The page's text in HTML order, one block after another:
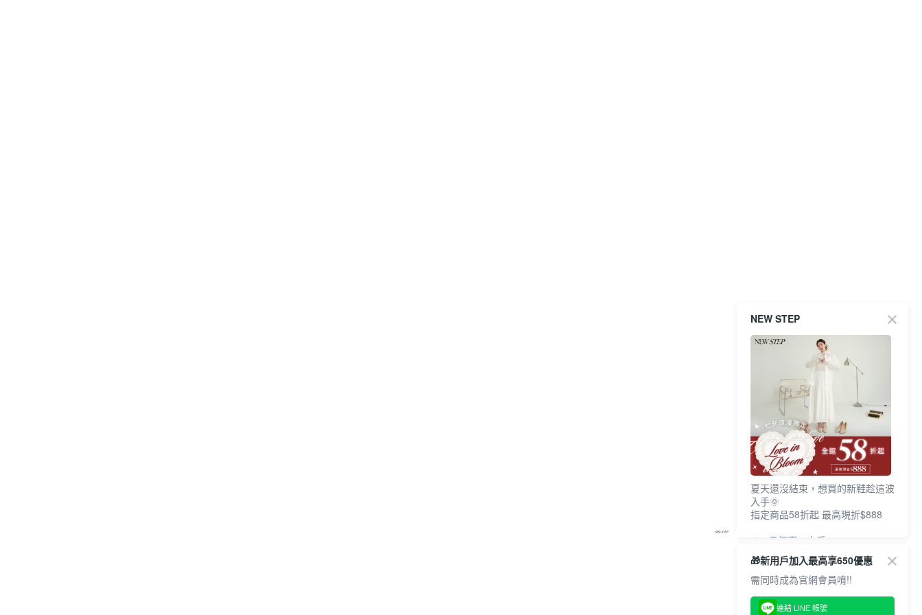
NEW STEP
夏天還沒結束，想買的新鞋趁這波
入手🌞
指定商品58折起 最高現折$888
🎉 8月優惠一次看
①LINE購物最高10%回饋
②每周限定品現折200
③指定商品58折起 最高現折$888
上班鞋、休閒鞋、涼鞋一次逛齊
🎁新用戶加入最高享650優惠
需同時成為官網會員唷!!
連結 LINE 帳號